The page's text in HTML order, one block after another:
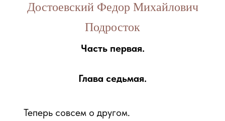
Достоевский Федор Михайлович
Подросток
Часть первая.
Глава седьмая.
Теперь совсем о другом.